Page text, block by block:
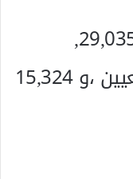
وسيجلس للامتحان حوالي 29,035,
متنافس منهم 13,711جامعيين ،و 15,324